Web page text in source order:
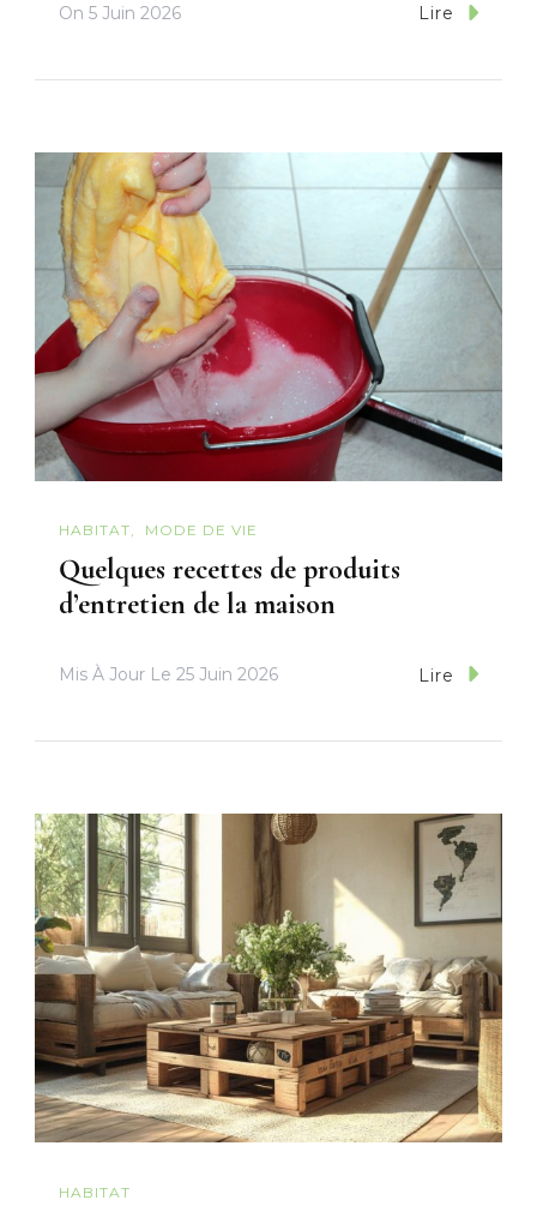
On 5 Juin 2026 Lire
HABITAT MODE DE VIE
Quelques recettes de produits
d’entretien de la maison
Mis À Jour Le 25 Juin 2026 Lire
HABITAT